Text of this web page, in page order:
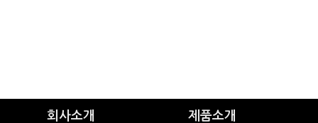
회사소개 제품소개